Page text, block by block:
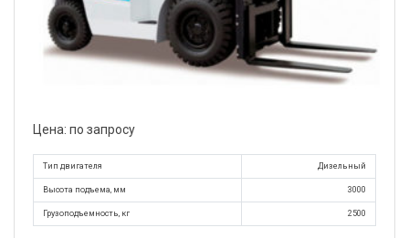
Цена: по запросу
Тип двигателя Дизельный
Высота подъема, мм 3000
Грузоподъемность, кг 2500